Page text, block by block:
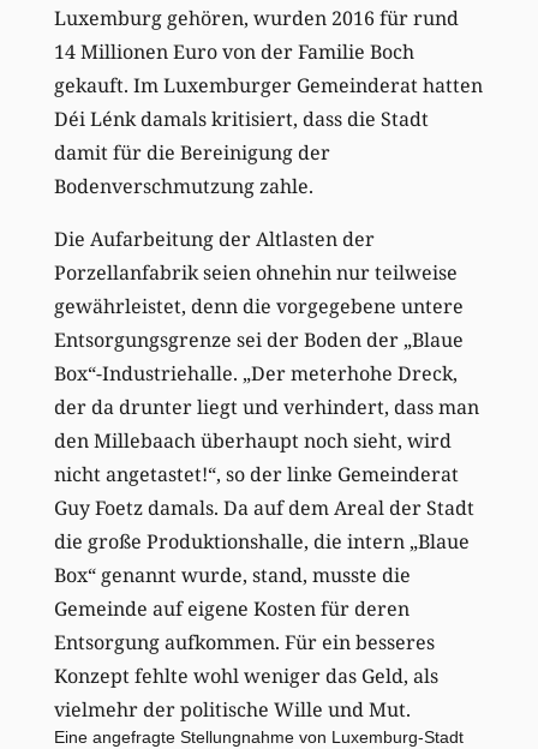
Luxemburg gehören, wurden 2016 für rund
14 Millionen Euro von der Familie Boch
gekauft. Im Luxemburger Gemeinderat hatten
Déi Lénk damals kritisiert, dass die Stadt
damit für die Bereinigung der
Bodenverschmutzung zahle.
Die Aufarbeitung der Altlasten der
Porzellanfabrik seien ohnehin nur teilweise
gewährleistet, denn die vorgegebene untere
Entsorgungsgrenze sei der Boden der „Blaue
Box“-Industriehalle. „Der meterhohe Dreck,
der da drunter liegt und verhindert, dass man
den Millebaach überhaupt noch sieht, wird
nicht angetastet!“, so der linke Gemeinderat
Guy Foetz damals. Da auf dem Areal der Stadt
die große Produktionshalle, die intern „Blaue
Box“ genannt wurde, stand, musste die
Gemeinde auf eigene Kosten für deren
Entsorgung aufkommen. Für ein besseres
Konzept fehlte wohl weniger das Geld, als
vielmehr der politische Wille und Mut.
Eine angefragte Stellungnahme von Luxemburg-Stadt